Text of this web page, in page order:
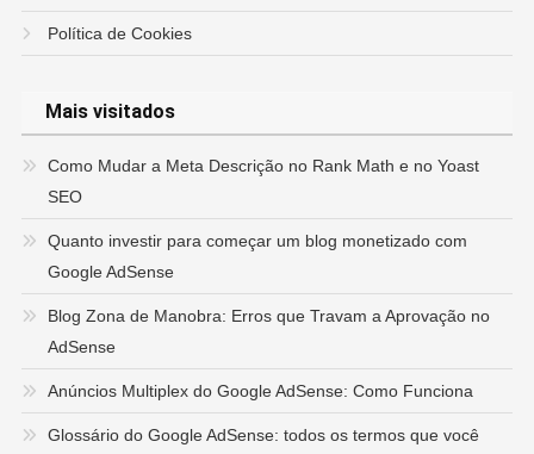
Política de Cookies
Mais visitados
Como Mudar a Meta Descrição no Rank Math e no Yoast
SEO
Quanto investir para começar um blog monetizado com
Google AdSense
Blog Zona de Manobra: Erros que Travam a Aprovação no
AdSense
Anúncios Multiplex do Google AdSense: Como Funciona
Glossário do Google AdSense: todos os termos que você